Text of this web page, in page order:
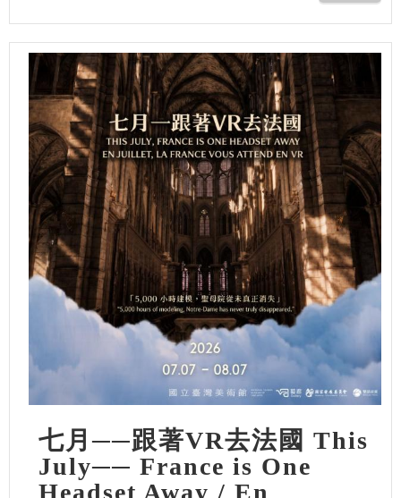
七月──跟著VR去法國 This
July── France is One
Headset Away / En